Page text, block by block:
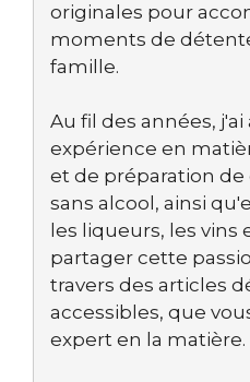
originales pour
moments de
famille.
Au fil des années,
expérience en
et de préparation de
sans alcool, ainsi
les liqueurs, les vins
partager cette
travers des articles
accessibles, que
expert en la matière.